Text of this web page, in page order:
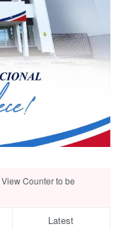
Counter to be
Latest